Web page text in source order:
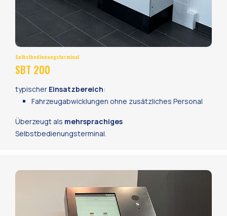
Selbstbedienungsterminal
SBT 200
typischer Einsatzbereich:
Fahrzeugabwicklungen ohne zusätzliches Personal
Überzeugt als mehrsprachiges
Selbstbedienungsterminal.